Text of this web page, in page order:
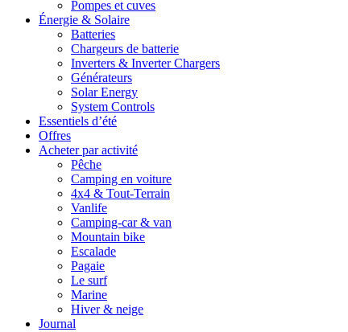
Pompes et cuves
Énergie & Solaire
Batteries
Chargeurs de batterie
Inverters & Inverter Chargers
Générateurs
Solar Energy
System Controls
Essentiels d’été
Offres
Acheter par activité
Pêche
Camping en voiture
4x4 & Tout-Terrain
Vanlife
Camping-car & van
Mountain bike
Escalade
Pagaie
Le surf
Marine
Hiver & neige
Journal